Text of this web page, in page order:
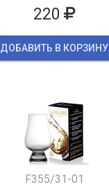
220
ДОБАВИТЬ В КОРЗИНУ
F355/31-01